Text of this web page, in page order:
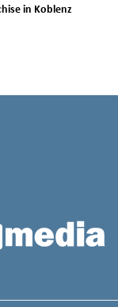
Jobs für Freiberufler / Selbständigkeit / Franchise in Koblenz